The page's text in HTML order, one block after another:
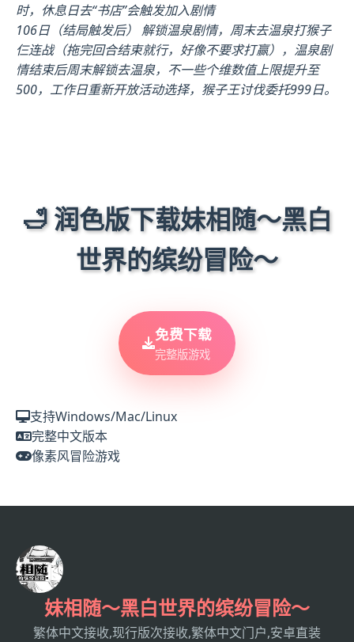
时，休息日去“书店”会触发加入剧情
106日（结局触发后） 解锁温泉剧情，周末去温泉打猴子
仨连战（拖完回合结束就行，好像不要求打赢），温泉剧
情结束后周末解锁去温泉，不一些个维数值上限提升至
500，工作日重新开放活动选择，猴子王讨伐委托999日。
🛁 润色版下载妹相随～黑白
世界的缤纷冒险～
免费下载
完整版游戏
支持Windows/Mac/Linux
完整中文版本
像素风冒险游戏
妹相随～黑白世界的缤纷冒险～
繁体中文接收,现行版次接收,繁体中文门户,安卓直装